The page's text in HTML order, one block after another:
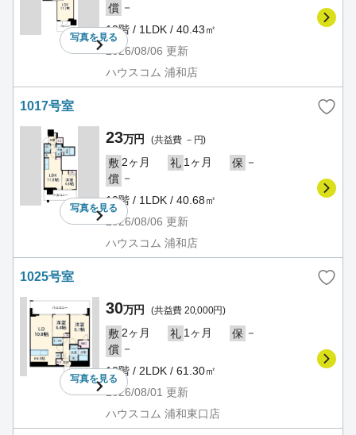
写真を見る
償 －
10階 / 1LDK / 40.43㎡
2026/08/06 更新
ハウスコム 浦和店
1017号室
写真を見る
23万円 (共益費 －円)
敷 2ヶ月 礼 1ヶ月 保 －
償 －
10階 / 1LDK / 40.68㎡
2026/08/06 更新
ハウスコム 浦和店
1025号室
写真を見る
30万円 (共益費 20,000円)
敷 2ヶ月 礼 1ヶ月 保 －
償 －
10階 / 2LDK / 61.30㎡
2026/08/01 更新
ハウスコム 浦和東口店